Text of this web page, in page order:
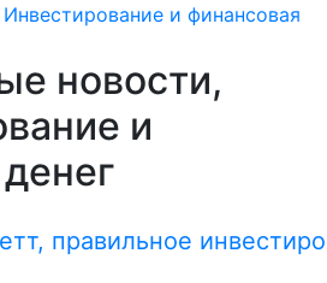
новости,
и